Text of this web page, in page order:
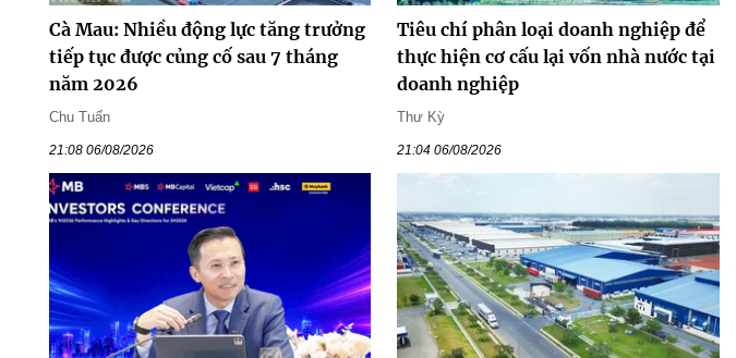
Cà Mau: Nhiều động lực tăng trưởng
tiếp tục được củng cố sau 7 tháng
năm 2026
Chu Tuấn
21:08 06/08/2026
Tiêu chí phân loại doanh nghiệp để
thực hiện cơ cấu lại vốn nhà nước tại
doanh nghiệp
Thư Kỳ
21:04 06/08/2026